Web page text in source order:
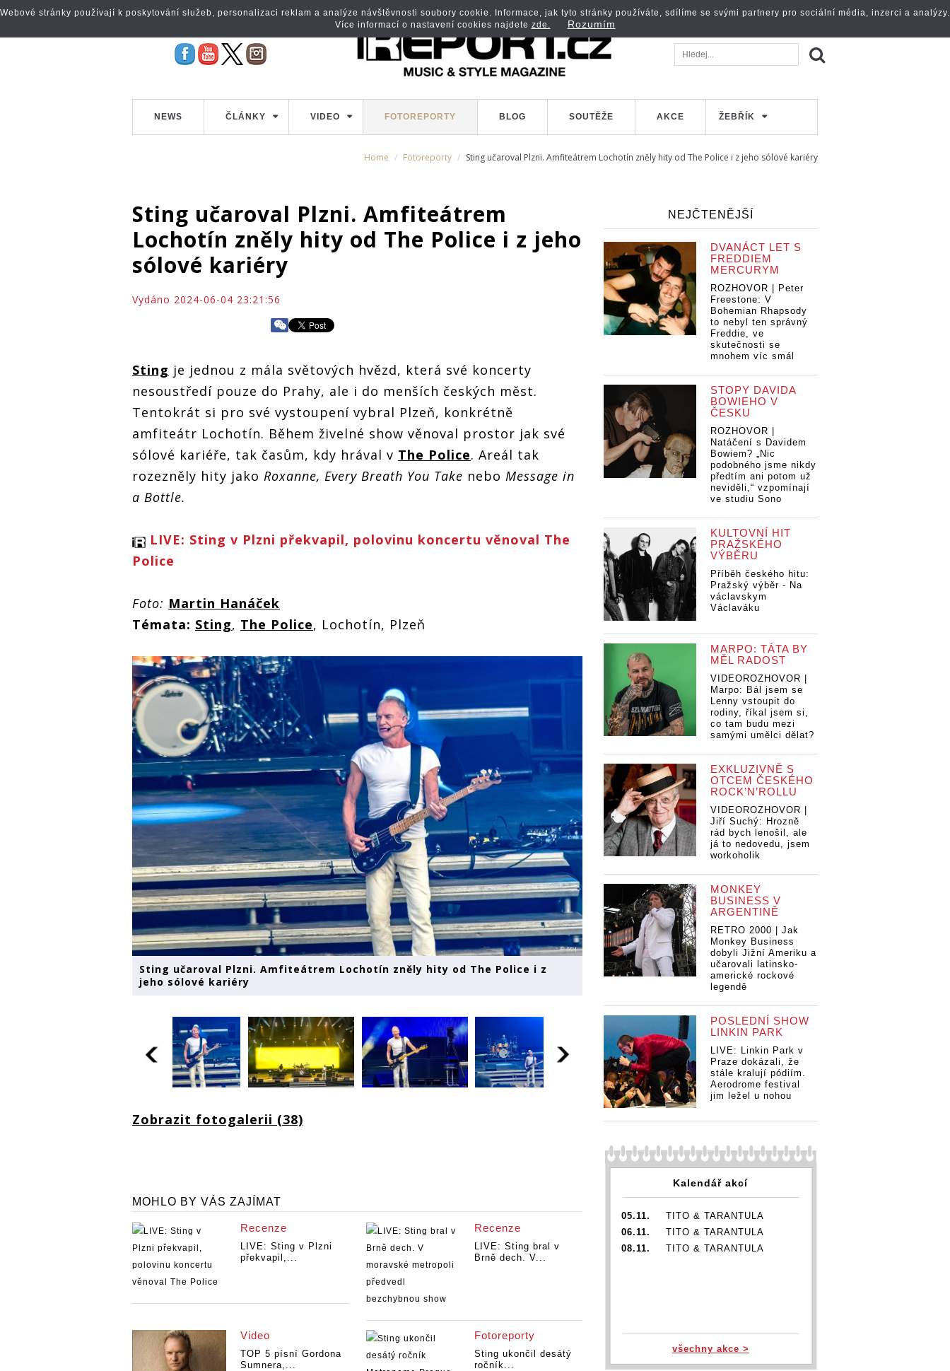
NEWS ČLÁNKY VIDEO FOTOREPORTY BLOG SOUTĚŽE AKCE ŽEBŘÍK
Home Fotoreporty Sting učaroval Plzni. Amfiteátrem Lochotín zněly hity od The Police i z jeho sólové kariéry
Sting učaroval Plzni. Amfiteátrem
Lochotín zněly hity od The Police i z jeho
sólové kariéry
Vydáno 2024-06-04 23:21:56
Sting je jednou z mála světových hvězd, která své koncerty
nesoustředí pouze do Prahy, ale i do menších českých měst.
Tentokrát si pro své vystoupení vybral Plzeň, konkrétně
amfiteátr Lochotín. Během živelné show věnoval prostor jak své
sólové kariéře, tak časům, kdy hrával v The Police. Areál tak
rozezněly hity jako Roxanne, Every Breath You Take nebo Message in
a Bottle.
LIVE: Sting v Plzni překvapil, polovinu koncertu věnoval The
Police
Foto: Martin Hanáček
Témata: Sting, The Police, Lochotín, Plzeň
Sting učaroval Plzni. Amfiteátrem Lochotín zněly hity od The Police i z
jeho sólové kariéry
Zobrazit fotogalerii (38)
MOHLO BY VÁS ZAJÍMAT
Recenze
LIVE: Sting v Plzni
překvapil,...
Recenze
LIVE: Sting bral v
Brně dech. V...
Video
TOP 5 písní Gordona
Sumnera,...
Fotoreporty
Sting ukončil desátý
ročník...
NEJČTENĚJŠÍ
DVANÁCT LET S
FREDDIEM
MERCURYM
ROZHOVOR | Peter
Freestone: V
Bohemian Rhapsody
to nebyl ten správný
Freddie, ve
skutečnosti se
mnohem víc smál
STOPY DAVIDA
BOWIEHO V
ČESKU
ROZHOVOR |
Natáčení s Davidem
Bowiem? „Nic
podobného jsme nikdy
předtím ani potom už
neviděli,“ vzpomínají
ve studiu Sono
KULTOVNÍ HIT
PRAŽSKÉHO
VÝBĚRU
Příběh českého hitu:
Pražský výběr - Na
václavskym
Václaváku
MARPO: TÁTA BY
MĚL RADOST
VIDEOROZHOVOR |
Marpo: Bál jsem se
Lenny vstoupit do
rodiny, říkal jsem si,
co tam budu mezi
samými umělci dělat?
EXKLUZIVNĚ S
OTCEM ČESKÉHO
ROCK’N’ROLLU
VIDEOROZHOVOR |
Jiří Suchý: Hrozně
rád bych lenošil, ale
já to nedovedu, jsem
workoholik
MONKEY
BUSINESS V
ARGENTINĚ
RETRO 2000 | Jak
Monkey Business
dobyli Jižní Ameriku a
učarovali latinsko-
americké rockové
legendě
POSLEDNÍ SHOW
LINKIN PARK
LIVE: Linkin Park v
Praze dokázali, že
stále kralují pódiím.
Aerodrome festival
jim ležel u nohou
Kalendář akcí
05.11.
TITO & TARANTULA
06.11.
TITO & TARANTULA
08.11.
TITO & TARANTULA
všechny akce >
Webové stránky používají k poskytování služeb, personalizaci reklam a analýze návštěvnosti soubory cookie. Informace, jak tyto stránky používáte, sdílíme se svými partnery pro sociální média, inzerci a analýzy.
Více informací o nastavení cookies najdete zde. Rozumím